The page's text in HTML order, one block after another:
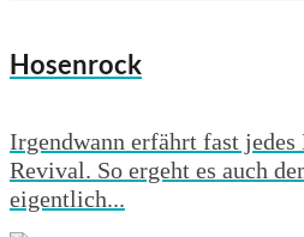
Hosenrock
Irgendwann erfährt fast
Revival. So ergeht es auch
eigentlich...